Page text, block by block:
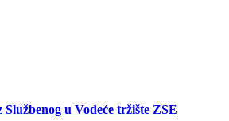
u Vodeće tržište ZSE